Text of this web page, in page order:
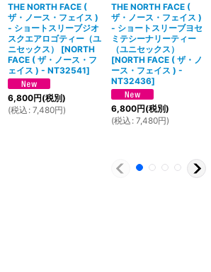
THE NORTH FACE (
ザ・ノース・フェイス )
- ショートスリーブジオ
スクエアロゴティー（ユ
ニセックス）
[NORTH
FACE ( ザ・ノース・フ
ェイス ) - NT32541]
6,800円(税別)
(税込 : 7,480円)
THE NORTH FACE (
ザ・ノース・フェイス )
- ショートスリーブヨセ
ミテシーナリーティー
（ユニセックス）
[NORTH FACE ( ザ・ノ
ース・フェイス ) -
NT32436]
6,800円(税別)
(税込 : 7,480円)